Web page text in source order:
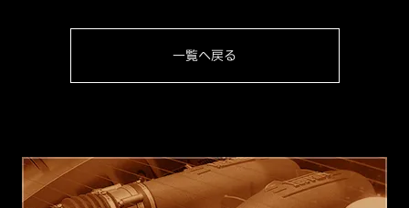
一覧へ戻る